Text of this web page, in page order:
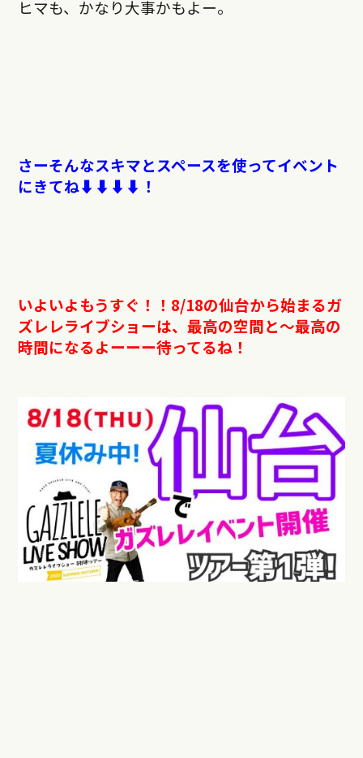
ヒマも、かなり大事かもよー。
さーそんなスキマとスペースを使ってイベント
にきてね⬇︎⬇︎⬇︎⬇︎！
いよいよもうすぐ！！8/18の仙台から始まるガ
ズレレライブショーは、最高の空間と〜最高の
時間になるよーーー待ってるね！